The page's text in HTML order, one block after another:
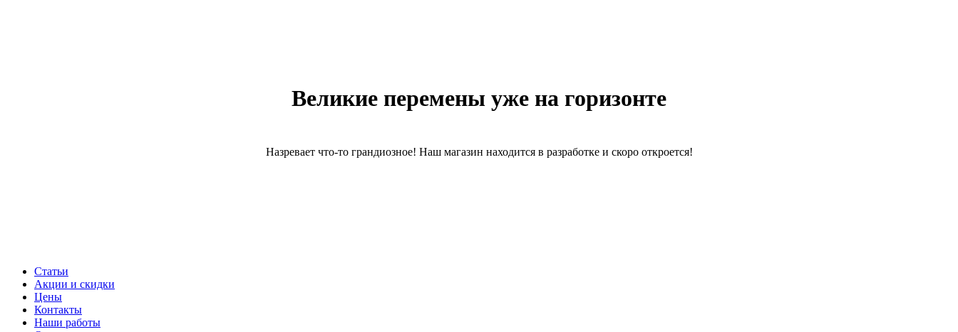
Великие перемены уже на горизонте
Назревает что-то грандиозное! Наш магазин находится в разработке и скоро откроется!
Статьи
Акции и скидки
Цены
Контакты
Наши работы